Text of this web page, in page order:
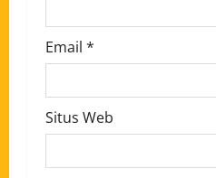
Email *
Situs Web